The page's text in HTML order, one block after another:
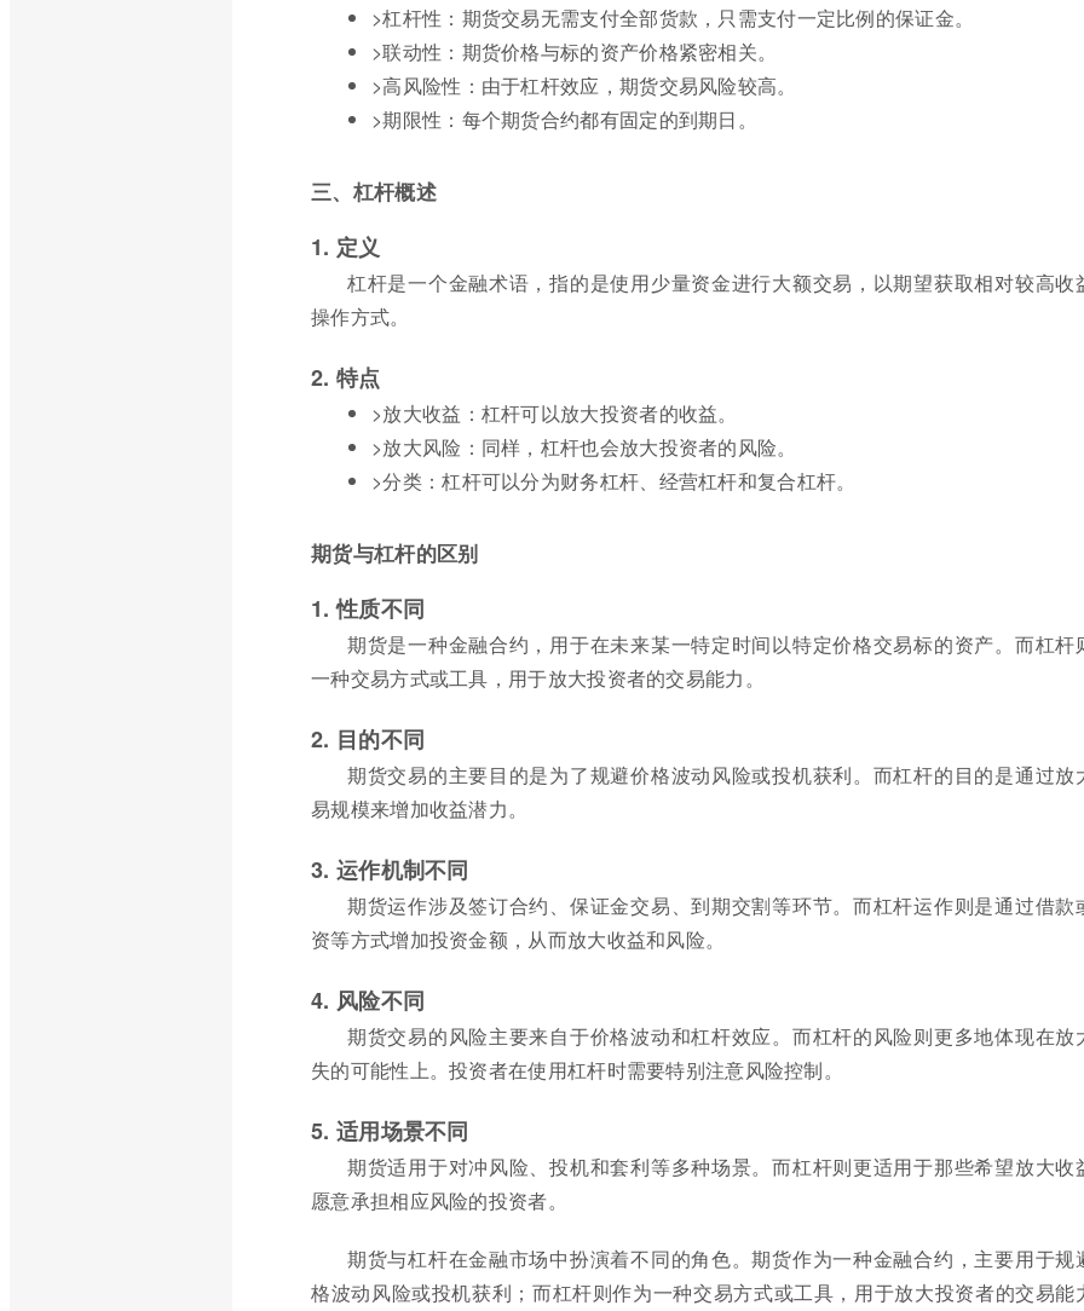
>杠杆性：期货交易无需支付全部货款，只需支付一定比例的保证金。
>联动性：期货价格与标的资产价格紧密相关。
>高风险性：由于杠杆效应，期货交易风险较高。
>期限性：每个期货合约都有固定的到期日。
三、杠杆概述
1. 定义
杠杆是一个金融术语，指的是使用少量资金进行大额交易，以期望获取相对较高收
操作方式。
2. 特点
>放大收益：杠杆可以放大投资者的收益。
>放大风险：同样，杠杆也会放大投资者的风险。
>分类：杠杆可以分为财务杠杆、经营杠杆和复合杠杆。
期货与杠杆的区别
1. 性质不同
期货是一种金融合约，用于在未来某一特定时间以特定价格交易标的资产。而杠杆
一种交易方式或工具，用于放大投资者的交易能力。
2. 目的不同
期货交易的主要目的是为了规避价格波动风险或投机获利。而杠杆的目的是通过放
易规模来增加收益潜力。
3. 运作机制不同
期货运作涉及签订合约、保证金交易、到期交割等环节。而杠杆运作则是通过借款
资等方式增加投资金额，从而放大收益和风险。
4. 风险不同
期货交易的风险主要来自于价格波动和杠杆效应。而杠杆的风险则更多地体现在放
失的可能性上。投资者在使用杠杆时需要特别注意风险控制。
5. 适用场景不同
期货适用于对冲风险、投机和套利等多种场景。而杠杆则更适用于那些希望放大收
愿意承担相应风险的投资者。
期货与杠杆在金融市场中扮演着不同的角色。期货作为一种金融合约，主要用于规
格波动风险或投机获利；而杠杆则作为一种交易方式或工具，用于放大投资者的交易能